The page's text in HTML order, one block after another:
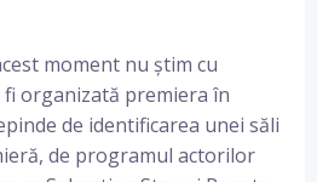
moment nu știm cu
fi organizată premiera în
de identificarea unei săli
de programul actorilor